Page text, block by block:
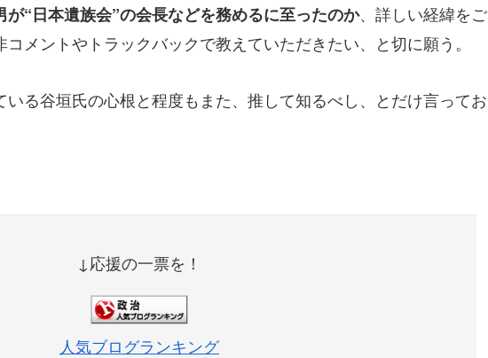
“日本遺族会”の会長などを務めるに至ったのか、詳しい経緯をご
メントやトラックバックで教えていただきたい、と切に願う。
いる谷垣氏の心根と程度もまた、推して知るべし、とだけ言ってお
↓応援の一票を！
人気ブログランキング